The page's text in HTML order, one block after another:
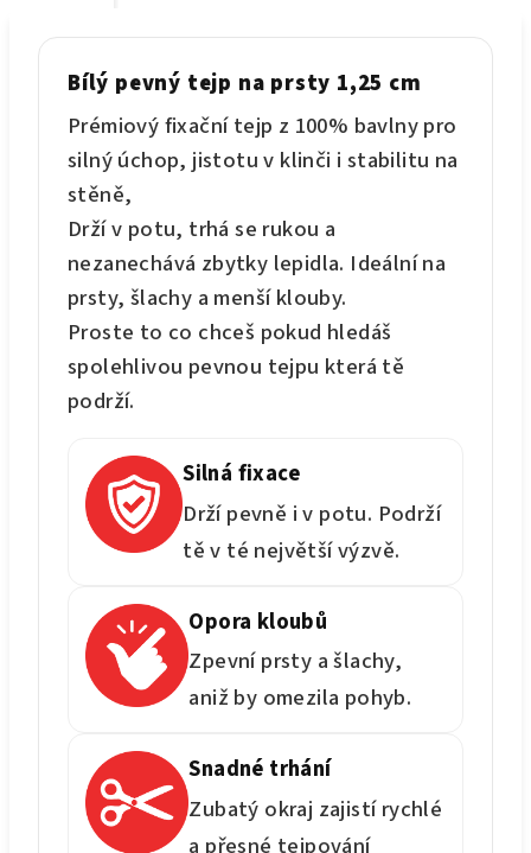
Bílý pevný tejp na prsty 1,25 cm
Prémiový fixační tejp z 100% bavlny pro
silný úchop, jistotu v klinči i stabilitu na
stěně,
Drží v potu, trhá se rukou a
nezanechává zbytky lepidla. Ideální na
prsty, šlachy a menší klouby.
Proste to co chceš pokud hledáš
spolehlivou pevnou tejpu která tě
podrží.
Silná fixace
Drží pevně i v potu. Podrží
tě v té největší výzvě.
Opora kloubů
Zpevní prsty a šlachy,
aniž by omezila pohyb.
Snadné trhání
Zubatý okraj zajistí rychlé
a přesné tejpování